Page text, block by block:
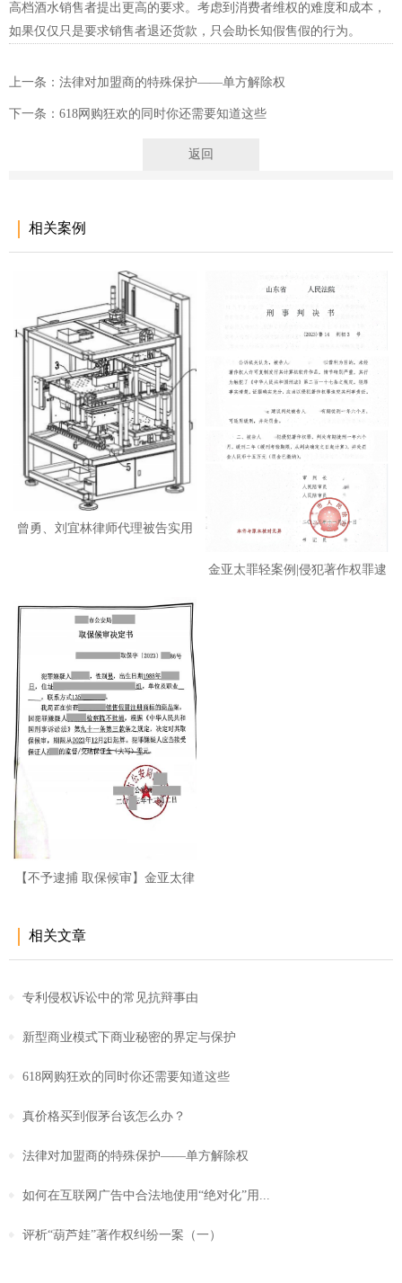
高档酒水销售者提出更高的要求。考虑到消费者维权的难度和成本，
如果仅仅只是要求销售者退还货款，只会助长知假售假的行为。
上一条：法律对加盟商的特殊保护——单方解除权
下一条：618网购狂欢的同时你还需要知道这些
返回
相关案例
曾勇、刘宜林律师代理被告实用
金亚太罪轻案例|侵犯著作权罪逮
【不予逮捕 取保候审】金亚太律
相关文章
专利侵权诉讼中的常见抗辩事由
新型商业模式下商业秘密的界定与保护
618网购狂欢的同时你还需要知道这些
真价格买到假茅台该怎么办？
法律对加盟商的特殊保护——单方解除权
如何在互联网广告中合法地使用“绝对化”用...
评析“葫芦娃”著作权纠纷一案（一）